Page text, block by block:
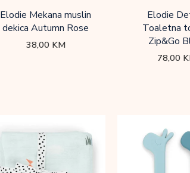
Elodie Mekana muslin
dekica Autumn Rose
38,00 KM
Elodie
Toaletna
Zip&Go
78,00